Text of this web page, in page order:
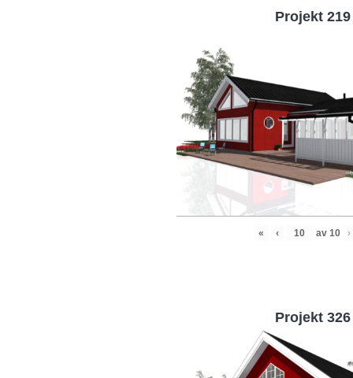
Projekt 219
« ‹ av 10 ›
Projekt 326